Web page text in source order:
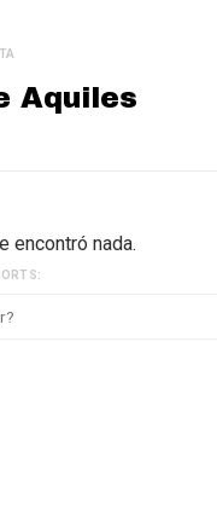
Aquiles
encontró nada.